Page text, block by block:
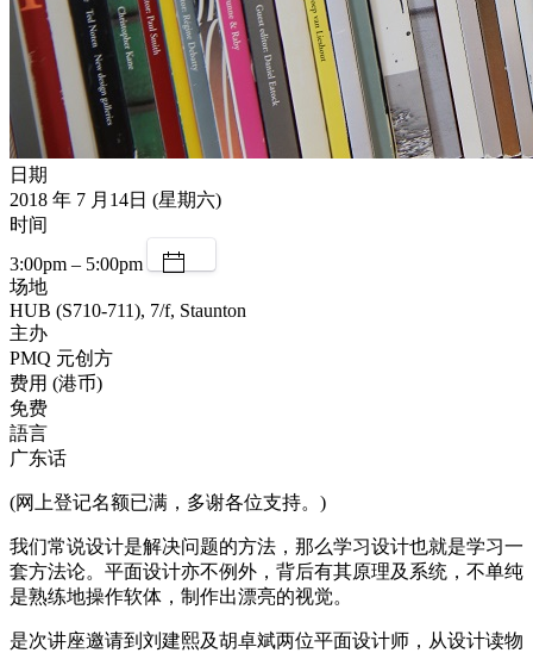
日期
2018 年 7 月14日 (星期六)
时间
3:00pm – 5:00pm
场地
HUB (S710-711), 7/f, Staunton
主办
PMQ 元创方
费用 (港币)
免费
語言
广东话
(网上登记名额已满，多谢各位支持。)
我们常说设计是解决问题的方法，那么学习设计也就是学习一
套方法论。平面设计亦不例外，背后有其原理及系统，不单纯
是熟练地操作软体，制作出漂亮的视觉。
是次讲座邀请到刘建熙及胡卓斌两位平面设计师，从设计读物